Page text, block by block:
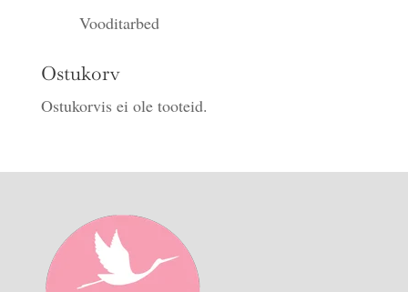
Vooditarbed
Ostukorv
Ostukorvis ei ole tooteid.